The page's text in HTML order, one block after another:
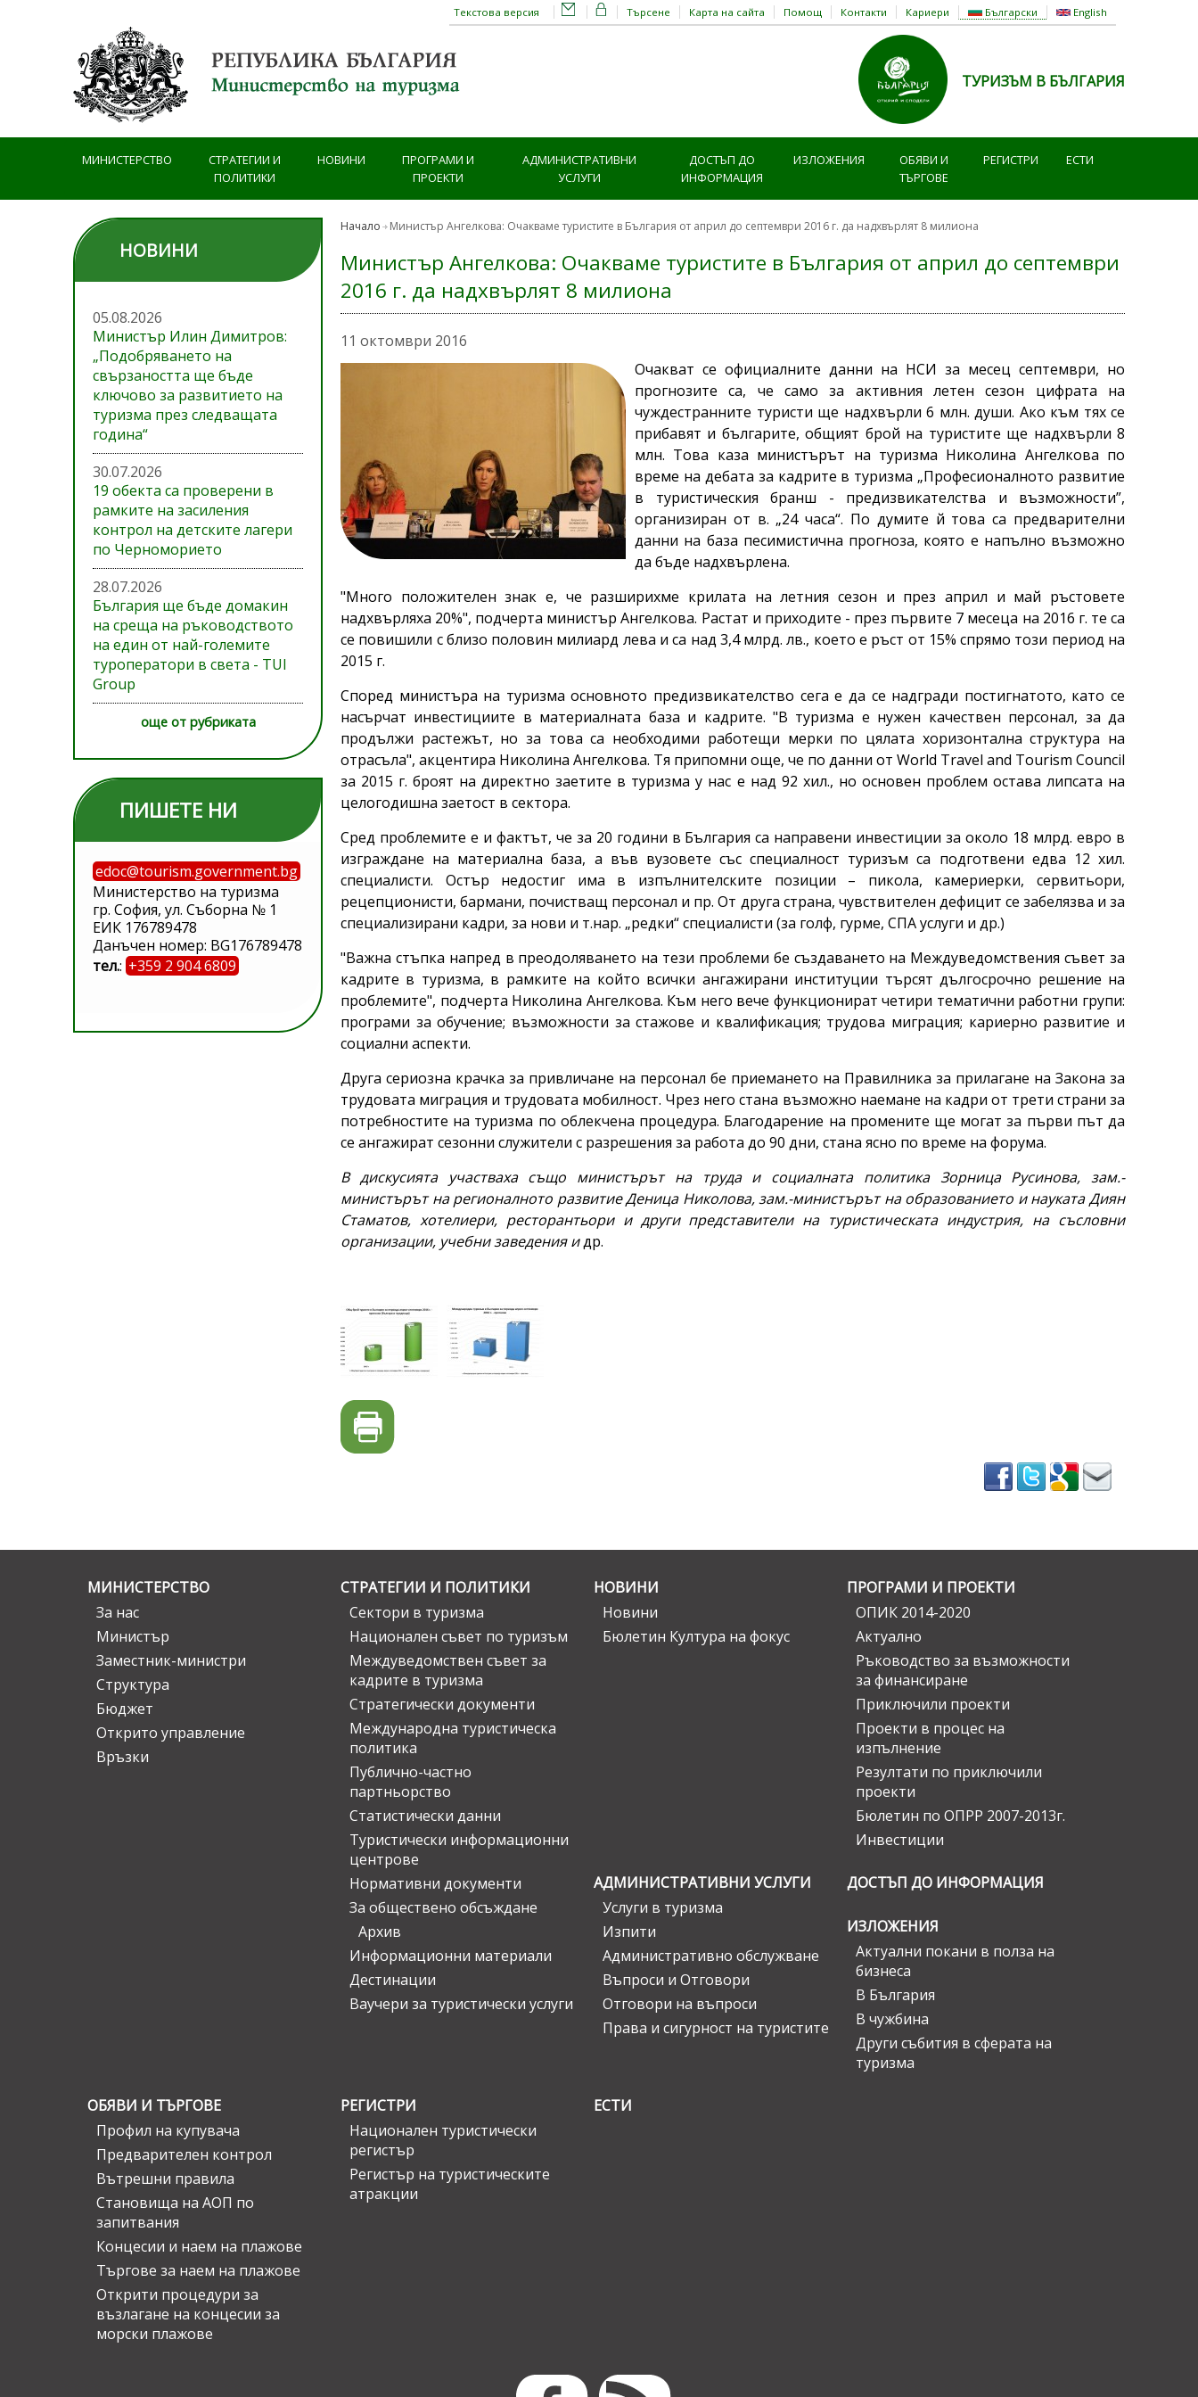
Български English
Търсене Карта на сайта Помощ Контакти Кариери
Текстова версия
ТУРИЗЪМ В БЪЛГАРИЯ
МИНИСТЕРСТВО
СТРАТЕГИИ И
ПОЛИТИКИ
НОВИНИ
ПРОГРАМИ И
ПРОЕКТИ
АДМИНИСТРАТИВНИ
УСЛУГИ
ДОСТЪП ДО
ИНФОРМАЦИЯ
ИЗЛОЖЕНИЯ
ОБЯВИ И
ТЪРГОВЕ
РЕГИСТРИ ЕСТИ
НОВИНИ
05.08.2026
Министър Илин Димитров:
„Подобряването на
свързаността ще бъде
ключово за развитието на
туризма през следващата
година“
30.07.2026
19 обекта са проверени в
рамките на засиления
контрол на детските лагери
по Черноморието
28.07.2026
България ще бъде домакин
на среща на ръководството
на един от най-големите
туроператори в света - TUI
Group
още от рубриката
ПИШЕТЕ НИ
edoc@tourism.government.bg
Министерство на туризма
гр. София, ул. Съборна № 1
ЕИК 176789478
Данъчен номер: BG176789478
тел.: +359 2 904 6809
Начало Министър Ангелкова: Очакваме туристите в България от април до септември 2016 г. да надхвърлят 8 милиона
Министър Ангелкова: Очакваме туристите в България от април до септември
2016 г. да надхвърлят 8 милиона
11 октомври 2016
Очакват се официалните данни на НСИ за месец септември, но
прогнозите са, че само за активния летен сезон цифрата на
чуждестранните туристи ще надхвърли 6 млн. души. Ако към тях се
прибавят и българите, общият брой на туристите ще надхвърли 8
млн. Това каза министърът на туризма Николина Ангелкова по
време на дебата за кадрите в туризма „Професионалното развитие
в туристическия бранш - предизвикателства и възможности”,
организиран от в. „24 часа“. По думите й това са предварителни
данни на база песимистична прогноза, която е напълно възможно
да бъде надхвърлена.
"Много положителен знак е, че разширихме крилата на летния сезон и през април и май ръстовете
надхвърляха 20%", подчерта министър Ангелкова. Растат и приходите - през първите 7 месеца на 2016 г. те са
се повишили с близо половин милиард лева и са над 3,4 млрд. лв., което е ръст от 15% спрямо този период на
2015 г.
Според министъра на туризма основното предизвикателство сега е да се надгради постигнатото, като се
насърчат инвестициите в материалната база и кадрите. "В туризма е нужен качествен персонал, за да
продължи растежът, но за това са необходими работещи мерки по цялата хоризонтална структура на
отрасъла", акцентира Николина Ангелкова. Тя припомни още, че по данни от World Travel and Tourism Council
за 2015 г. броят на директно заетите в туризма у нас е над 92 хил., но основен проблем остава липсата на
целогодишна заетост в сектора.
Сред проблемите е и фактът, че за 20 години в България са направени инвестиции за около 18 млрд. евро в
изграждане на материална база, а във вузовете със специалност туризъм са подготвени едва 12 хил.
специалисти. Остър недостиг има в изпълнителските позиции – пикола, камериерки, сервитьори,
рецепционисти, бармани, почистващ персонал и пр. От друга страна, чувствителен дефицит се забелязва и за
специализирани кадри, за нови и т.нар. „редки“ специалисти (за голф, гурме, СПА услуги и др.)
"Важна стъпка напред в преодоляването на тези проблеми бе създаването на Междуведомствения съвет за
кадрите в туризма, в рамките на който всички ангажирани институции търсят дългосрочно решение на
проблемите", подчерта Николина Ангелкова. Към него вече функционират четири тематични работни групи:
програми за обучение; възможности за стажове и квалификация; трудова миграция; кариерно развитие и
социални аспекти.
Друга сериозна крачка за привличане на персонал бе приемането на Правилника за прилагане на Закона за
трудовата миграция и трудовата мобилност. Чрез него стана възможно наемане на кадри от трети страни за
потребностите на туризма по облекчена процедура. Благодарение на промените ще могат за първи път да
се ангажират сезонни служители с разрешения за работа до 90 дни, стана ясно по време на форума.
В дискусията участваха също министърът на труда и социалната политика Зорница Русинова, зам.-
министърът на регионалното развитие Деница Николова, зам.-министърът на образованието и науката Диян
Стаматов, хотелиери, ресторантьори и други представители на туристическата индустрия, на съсловни
организации, учебни заведения идр.
МИНИСТЕРСТВО
За нас
Министър
Заместник-министри
Структура
Бюджет
Открито управление
Връзки
СТРАТЕГИИ И ПОЛИТИКИ
Сектори в туризма
Национален съвет по туризъм
Междуведомствен съвет за
кадрите в туризма
Стратегически документи
Международна туристическа
политика
Публично-частно
партньорство
Статистически данни
Туристически информационни
центрове
Нормативни документи
За обществено обсъждане
Архив
Информационни материали
Дестинации
Ваучери за туристически услуги
НОВИНИ
Новини
Бюлетин Култура на фокус
ПРОГРАМИ И ПРОЕКТИ
ОПИК 2014-2020
Актуално
Ръководство за възможности
за финансиране
Приключили проекти
Проекти в процес на
изпълнение
Резултати по приключили
проекти
Бюлетин по ОПРР 2007-2013г.
Инвестиции
АДМИНИСТРАТИВНИ УСЛУГИ
Услуги в туризма
Изпити
Административно обслужване
Въпроси и Отговори
Отговори на въпроси
Права и сигурност на туристите
ДОСТЪП ДО ИНФОРМАЦИЯ
ИЗЛОЖЕНИЯ
Актуални покани в полза на
бизнеса
В България
В чужбина
Други събития в сферата на
туризма
ОБЯВИ И ТЪРГОВЕ
Профил на купувача
Предварителен контрол
Вътрешни правила
Становища на АОП по
запитвания
Концесии и наем на плажове
Търгове за наем на плажове
Открити процедури за
възлагане на концесии за
морски плажове
РЕГИСТРИ
Национален туристически
регистър
Регистър на туристическите
атракции
ЕСТИ